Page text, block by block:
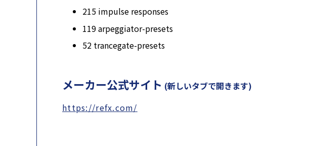
215 impulse responses
119 arpeggiator-presets
52 trancegate-presets
メーカー公式サイト (新しいタブで開きます)
https://refx.com/